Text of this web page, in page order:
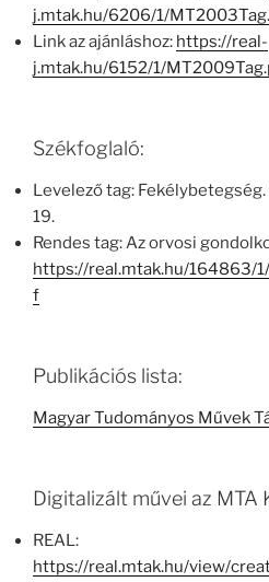
j.mtak.hu/6206/1/
Link az ajánláshoz: https://real-
j.mtak.hu/6152/1/
Székfoglaló:
Levelező tag:
19.
Rendes tag: Az orvosi
https://real.mtak.hu/164863/
f
Publikációs lista:
Magyar Tudományos Művek
Digitalizált művei az MTA
REAL:
https://real.mtak.hu/view/